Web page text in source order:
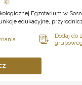
Egzotarium w
edukacyjne,